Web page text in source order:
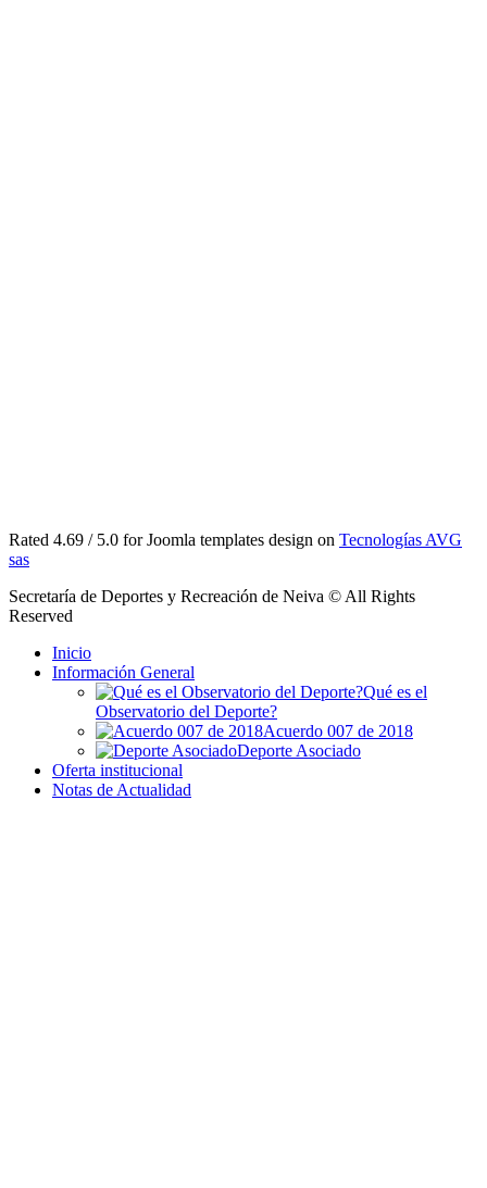
Rated 4.69 / 5.0 for Joomla templates design on Tecnologías AVG
sas
Secretaría de Deportes y Recreación de Neiva © All Rights
Reserved
Inicio
Información General
Qué es el
Observatorio del Deporte?
Acuerdo 007 de 2018
Deporte Asociado
Oferta institucional
Notas de Actualidad